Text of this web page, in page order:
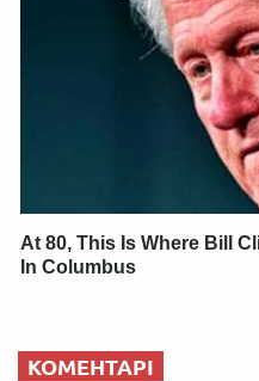
At 80, This Is Where Bill
In Columbus
КОМЕНТАРІ